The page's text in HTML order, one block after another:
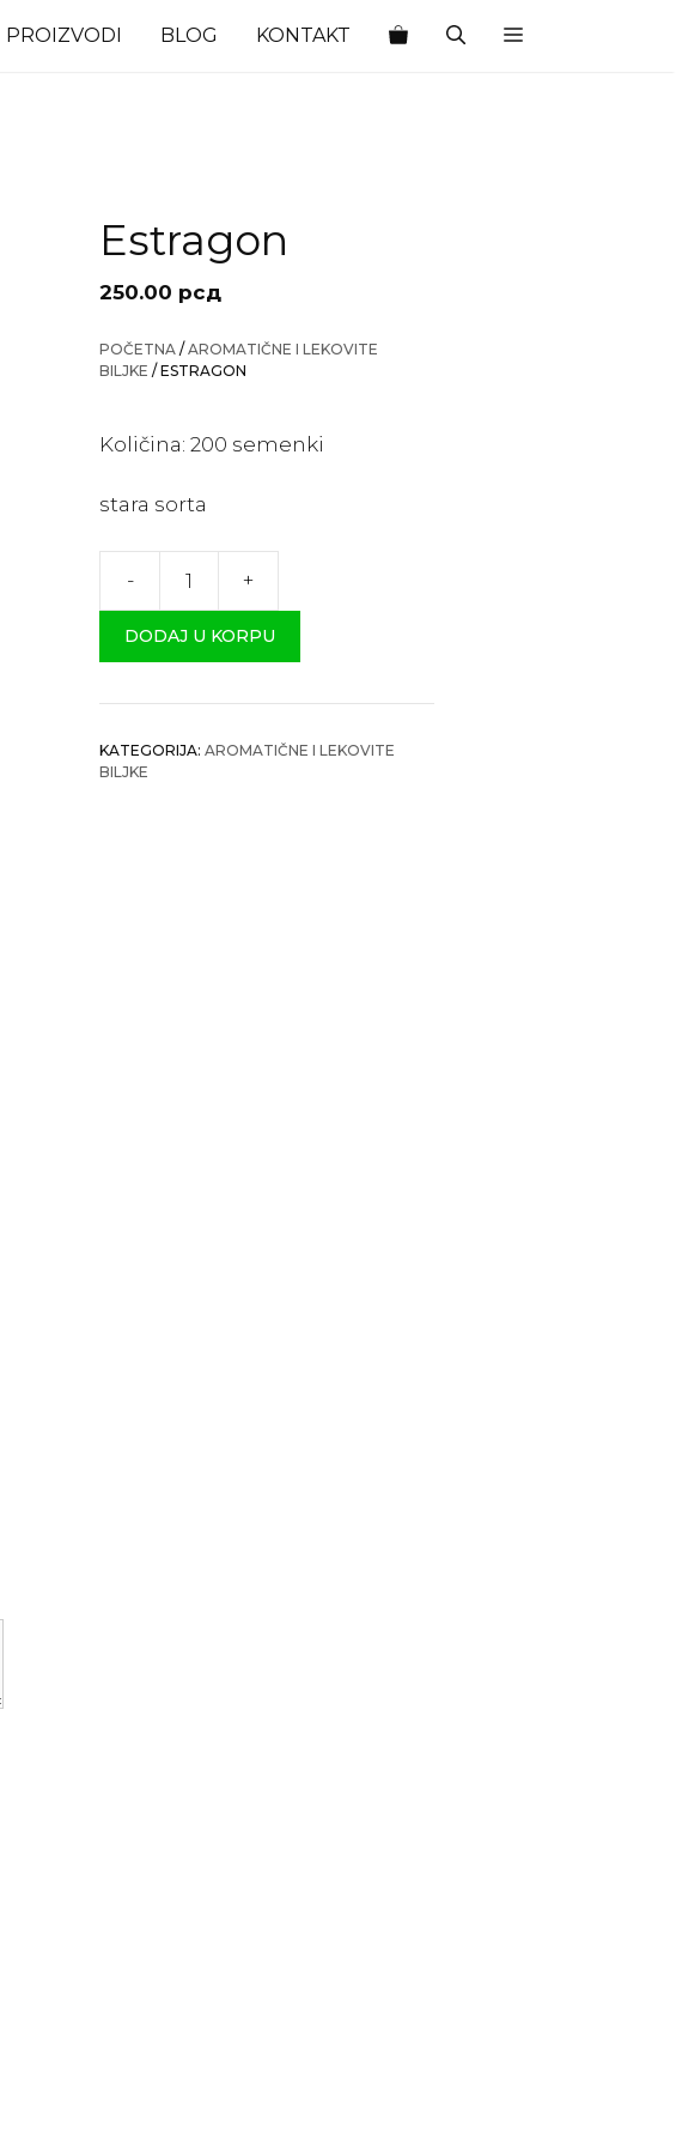
PROIZVODI BLOG KONTAKT
Estragon
250.00 рсд
POČETNA /AROMATIČNE I LEKOVITE
BILJKE / ESTRAGON
Količina: 200 semenki
stara sorta
-
Estragon
+
DODAJ U KORPU
KATEGORIJA: AROMATIČNE I LEKOVITE
BILJKE